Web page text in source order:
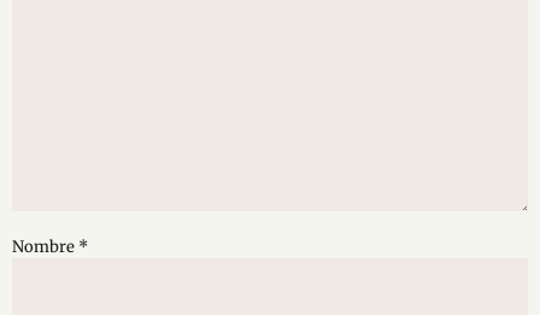
Nombre *